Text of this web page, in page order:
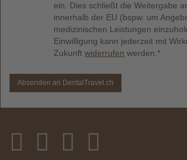
ein. Dies schließt die Weitergabe
innerhalb der EU (bspw. um
medizinischen Leistungen
Einwilligung kann jederzeit mit
Zukunftwiderrufen werden.*
Absenden an DentalTravel.ch